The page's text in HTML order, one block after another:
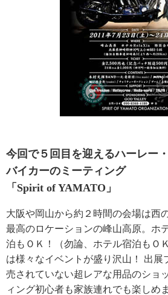
今回で５回目を迎えるハーレー
バイカーのミーティング
「Spirit of YAMATO」
大阪や岡山から約２時間の会場は西
最高のロケーションの峰山高原。ホ
泊もＯＫ！（勿論、ホテル宿泊もＯ
は様々なイベントが盛り沢山！ 出展
売されていない超レアな用品のショ
ィング初心者も家族連れでも楽しめま